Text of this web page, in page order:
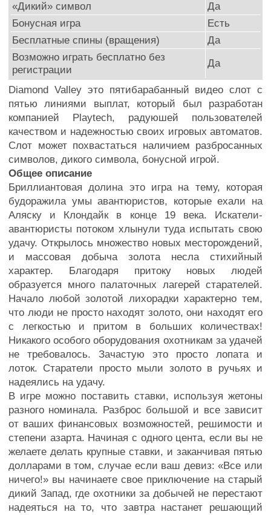
«Дикий» символ
Да
Бонусная игра
Есть
Бесплатные спины (вращения)
Да
Возможно играть бесплатно без
регистрации
Да
Diamond Valley это пятибарабанный видео слот с
пятью линиями выплат, который был разработан
компанией Playtech, радуюшей пользователей
качеством и надежностью своих игровых автоматов.
Слот может похвастаться наличием разбросанных
символов, дикого символа, бонусной игрой.
Общее описание
Бриллиантовая долина это игра на тему, которая
будоражила умы авантюристов, которые ехали на
Аляску и Клондайк в конце 19 века. Искатели-
авантюристы потоком хлынули туда испытать свою
удачу. Открылось множество новых месторождений,
и массовая добыча золота несла стихийный
характер. Благодаря притоку новых людей
образуется много палаточных лагерей старателей.
Начало любой золотой лихорадки характерно тем,
что люди не просто находят золото, они находят его
с легкостью и притом в больших количествах!
Никакого особого оборудования охотникам за удачей
не требовалось. Зачастую это просто лопата и
лоток. Старатели просто мыли золото в ручьях и
надеялись на удачу.
В игре можно поставить ставки, используя жетоны
разного номинала. Разброс большой и все зависит
от ваших финансовых возможностей, решимости и
степени азарта. Начиная с одного цента, если вы не
желаете делать крупные ставки, и заканчивая пятью
долларами в том, случае если ваш девиз: «Все или
ничего!» вы начинаете свое приключение на старый
дикий Запад, где охотники за добычей не перестают
надеяться на то, что завтра настанет решающий